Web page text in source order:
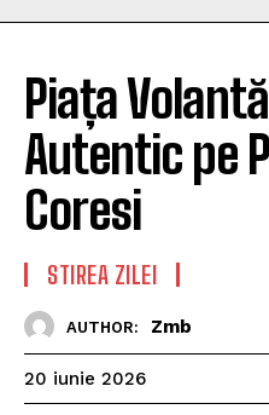
Piața
Autentic pe
Coresi
STIREA ZILEI
AUTHOR: Zmb
20 iunie 2026